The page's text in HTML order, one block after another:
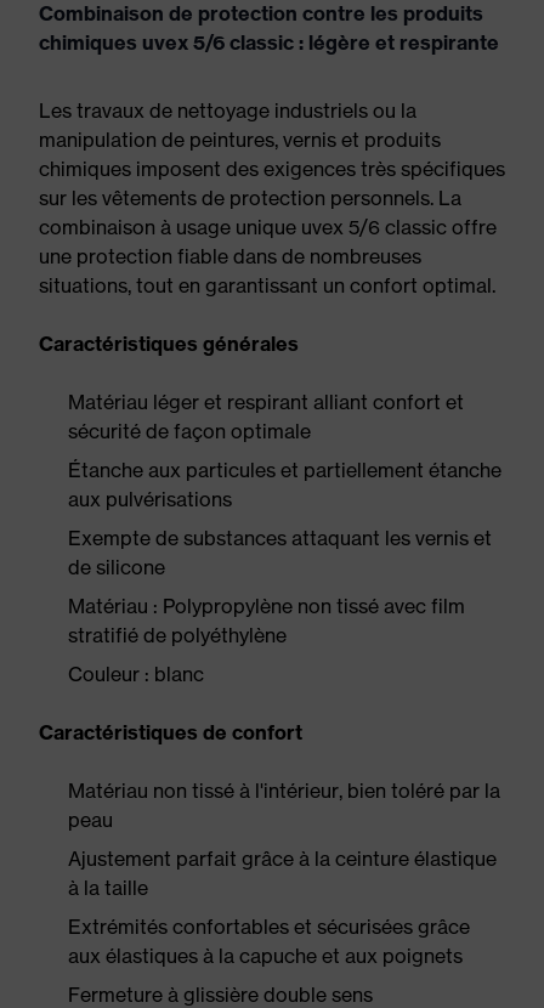
Combinaison de protection contre les produits
chimiques uvex 5/6 classic : légère et respirante
Les travaux de nettoyage industriels ou la
manipulation de peintures, vernis et produits
chimiques imposent des exigences très spécifiques
sur les vêtements de protection personnels. La
combinaison à usage unique uvex 5/6 classic offre
une protection fiable dans de nombreuses
situations, tout en garantissant un confort optimal.
Caractéristiques générales
Matériau léger et respirant alliant confort et
sécurité de façon optimale
Étanche aux particules et partiellement étanche
aux pulvérisations
Exempte de substances attaquant les vernis et
de silicone
Matériau : Polypropylène non tissé avec film
stratifié de polyéthylène
Couleur : blanc
Caractéristiques de confort
Matériau non tissé à l'intérieur, bien toléré par la
peau
Ajustement parfait grâce à la ceinture élastique
à la taille
Extrémités confortables et sécurisées grâce
aux élastiques à la capuche et aux poignets
Fermeture à glissière double sens